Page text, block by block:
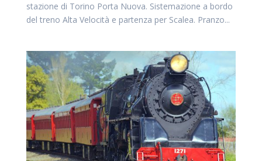
stazione di Torino Porta Nuova. Sistemazione a bordo
del treno Alta Velocità e partenza per Scalea. Pranzo...